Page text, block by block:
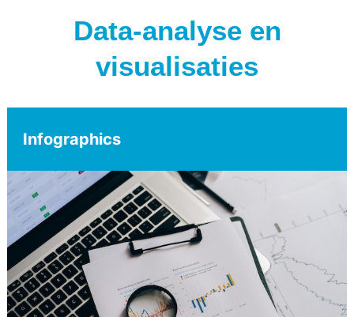
Data-analyse en
visualisaties
Infographics